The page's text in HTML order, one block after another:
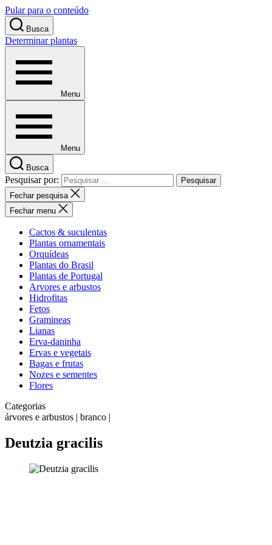
Pular para o conteúdo
Busca
Determinar plantas
Menu
Menu
Busca
Pesquisar por:
Fechar pesquisa
Fechar menu
Cactos & suculentas
Plantas ornamentais
Orquídeas
Plantas do Brasil
Plantas de Portugal
Arvores e arbustos
Hidrofitas
Fetos
Gramineas
Lianas
Erva-daninha
Ervas e vegetais
Bagas e frutas
Nozes e sementes
Flores
Categorias
árvores e arbustos | branco |
Deutzia gracilis